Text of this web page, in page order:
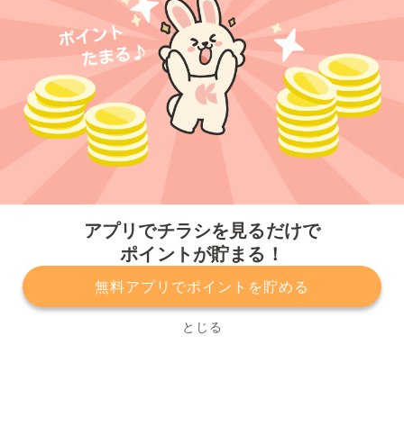
アプリでチラシを見るだけで
ポイントが貯まる！
無料アプリでポイントを貯める
とじる
プライバシーポリシー 利用規約
運営会社
サービスに関してのお問い合わせ